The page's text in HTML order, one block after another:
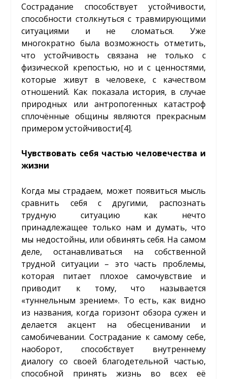
Сострадание способствует устойчивости,
способности столкнуться с травмирующими
ситуациями и не сломаться. Уже
многократно была возможность отметить,
что устойчивость связана не только с
физической крепостью, но и с ценностями,
которые живут в человеке, с качеством
отношений. Как показала история, в случае
природных или антропогенных катастроф
сплочённые общины являются прекрасным
примером устойчивости[4].
Чувствовать себя частью человечества и
жизни
Когда мы страдаем, может появиться мысль
сравнить себя с другими, распознать
трудную ситуацию как нечто
принадлежащее только нам и думать, что
мы недостойны, или обвинять себя. На самом
деле, останавливаться на собственной
трудной ситуации – это часть проблемы,
которая питает плохое самочувствие и
приводит к тому, что называется
«туннельным зрением». То есть, как видно
из названия, когда горизонт обзора сужен и
делается акцент на обесценивании и
самобичевании. Сострадание к самому себе,
наоборот, способствует внутреннему
диалогу со своей благодетельной частью,
способной принять жизнь во всех её